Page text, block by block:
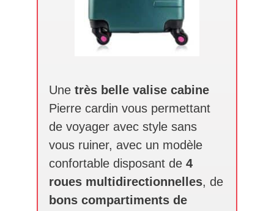
Une très belle valise cabine
Pierre cardin vous permettant
de voyager avec style sans
vous ruiner, avec un modèle
confortable disposant de 4
roues multidirectionnelles, de
bons compartiments de